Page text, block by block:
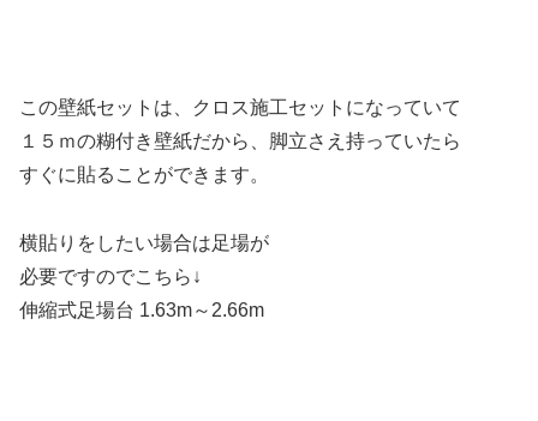
この壁紙セットは、クロス施工セットになっていて
１５ｍの糊付き壁紙だから、脚立さえ持っていたら
すぐに貼ることができます。
横貼りをしたい場合は足場が
必要ですのでこちら↓
伸縮式足場台 1.63m～2.66m